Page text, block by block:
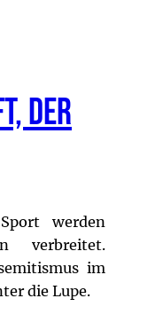
der
werden
verbreitet.
im
die Lupe.